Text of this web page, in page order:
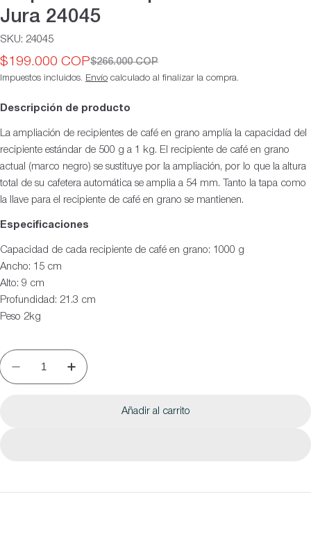
Jura 24045
SKU: 24045
Precio
de
$199.000 COP
Precio
habitual
$266.000 COP
Impuestos incluidos. Envío calculado al finalizar la compra.
Descripción de producto
La ampliación de recipientes de café en grano amplía la capacidad del
recipiente estándar de 500 g a 1 kg. El recipiente de café en grano
actual (marco negro) se sustituye por la ampliación, por lo que la altura
total de su cafetera automática se amplia a 54 mm. Tanto la tapa como
la llave para el recipiente de café en grano se mantienen.
Especificaciones
Capacidad de cada recipiente de café en grano: 1000 g
Ancho: 15 cm
Alto: 9 cm
Profundidad: 21.3 cm
Peso 2kg
Añadir al carrito